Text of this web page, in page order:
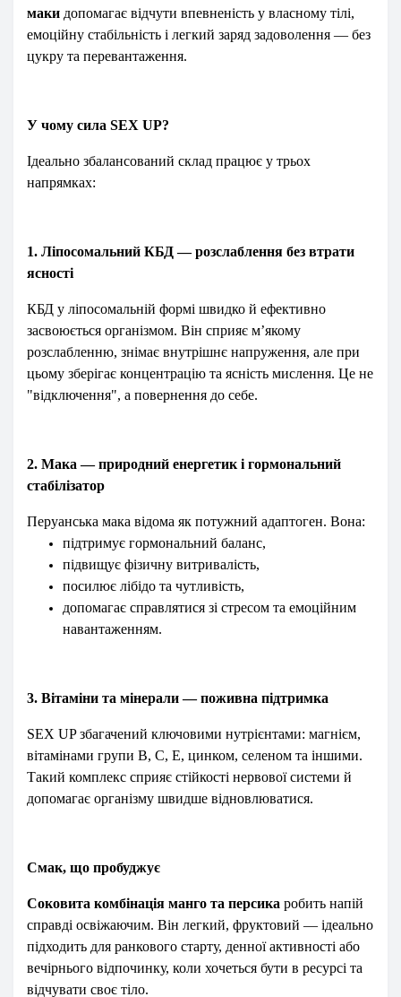
маки допомагає відчути впевненість у власному тілі,
емоційну стабільність і легкий заряд задоволення — без
цукру та перевантаження.
У чому сила SEX UP?
Ідеально збалансований склад працює у трьох
напрямках:
1. Ліпосомальний КБД — розслаблення без втрати
ясності
КБД у ліпосомальній формі швидко й ефективно
засвоюється організмом. Він сприяє м’якому
розслабленню, знімає внутрішнє напруження, але при
цьому зберігає концентрацію та ясність мислення. Це не
"відключення", а повернення до себе.
2. Мака — природний енергетик і гормональний
стабілізатор
Перуанська мака відома як потужний адаптоген. Вона:
підтримує гормональний баланс,
підвищує фізичну витривалість,
посилює лібідо та чутливість,
допомагає справлятися зі стресом та емоційним
навантаженням.
3. Вітаміни та мінерали — поживна підтримка
SEX UP збагачений ключовими нутрієнтами: магнієм,
вітамінами групи B, C, E, цинком, селеном та іншими.
Такий комплекс сприяє стійкості нервової системи й
допомагає організму швидше відновлюватися.
Смак, що пробуджує
Соковита комбінація манго та персика робить напій
справді освіжаючим. Він легкий, фруктовий — ідеально
підходить для ранкового старту, денної активності або
вечірнього відпочинку, коли хочеться бути в ресурсі та
відчувати своє тіло.